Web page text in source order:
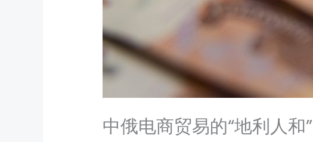
中俄电商贸易的“地利人和”